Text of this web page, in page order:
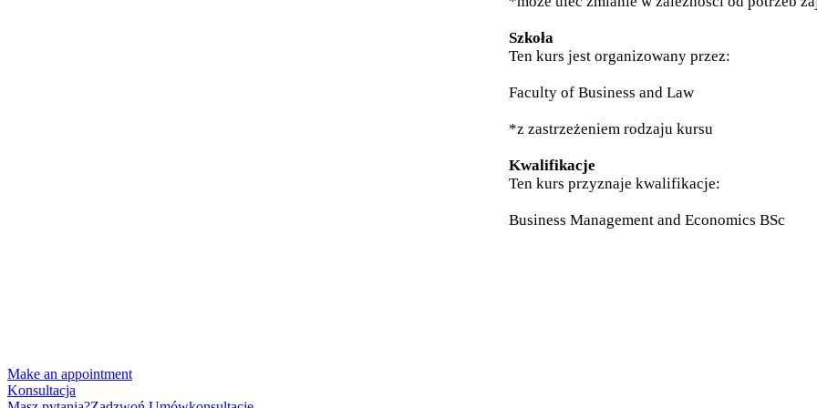
Szkoła
Ten kurs jest organizowany przez:
Faculty of Business and Law
*z zastrzeżeniem rodzaju kursu
Kwalifikacje
Ten kurs przyznaje kwalifikacje:
Business Management and Economics BSc
Make an appointment
Konsultacja